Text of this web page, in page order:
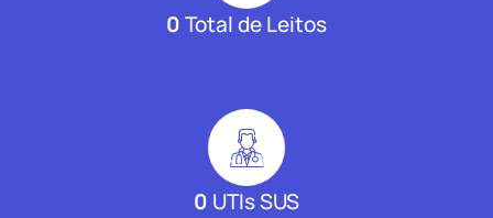
0Total de Leitos
0 UTIs SUS